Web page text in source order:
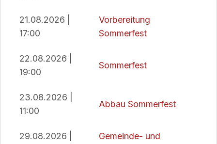
21.08.2026 |
17:00
Vorbereitung
Sommerfest
22.08.2026 |
19:00
Sommerfest
23.08.2026 |
11:00
Abbau Sommerfest
29.08.2026 | Gemeinde- und